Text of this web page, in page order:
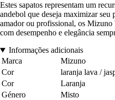
Estes sapatos representam um
andebol que deseja maximizar
amador ou profissional, os
com desempenho e elegância
Informações adicionais
Marca
Mizuno
Cor
laranja lava /
Cor
Laranja
Género
Misto